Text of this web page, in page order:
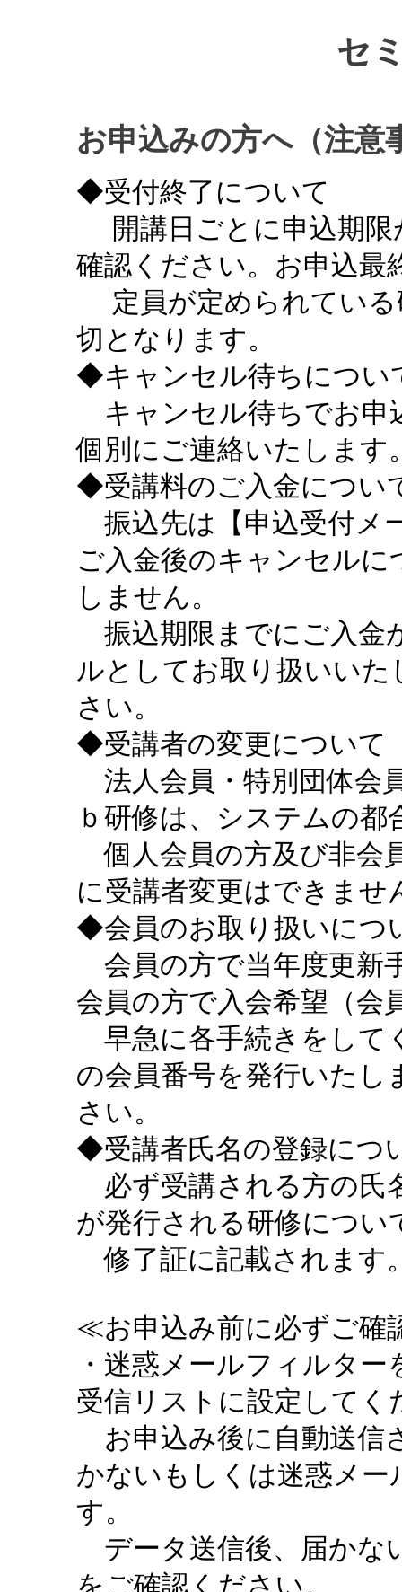
セ
お申込みの方へ（注意
◆受付終了について
開講日ごとに申込期限
確認ください。お申込最
定員が定められている
切となります。
◆キャンセル待ちについ
キャンセル待ちでお申
個別にご連絡いたします
◆受講料のご入金につい
振込先は【申込受付メ
ご入金後のキャンセル
しません。
振込期限までにご入金
ルとしてお取り扱いい
さい。
◆受講者の変更について
法人会員・特別団体会
ｂ研修は、システムの
個人会員の方及び非会
に受講者変更はできませ
◆会員のお取り扱いにつ
会員の方で当年度更新
会員の方で入会希望（会
早急に各手続きをして
の会員番号を発行いたし
さい。
◆受講者氏名の登録につ
必ず受講される方の氏
が発行される研修につい
修了証に記載されます
≪お申込み前に必ずご確
・迷惑メールフィルタ
受信リストに設定してく
お申込み後に自動送信
かないもしくは迷惑メ
す。
データ送信後、届かな
をご確認ください。